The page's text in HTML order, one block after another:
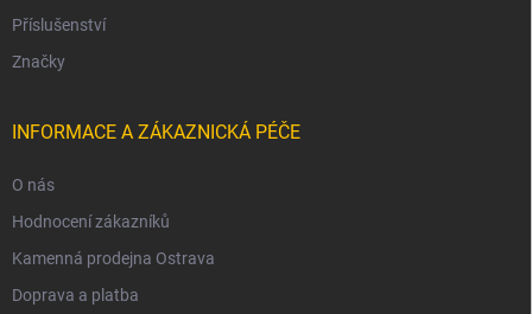
Příslušenství
Značky
INFORMACE A ZÁKAZNICKÁ PÉČE
O nás
Hodnocení zákazníků
Kamenná prodejna Ostrava
Doprava a platba